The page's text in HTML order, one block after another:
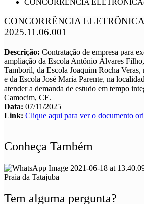
CONCORRÊNCIA
2025.11.06.001
Descrição: Contratação de empresa para
ampliação da Escola Antônio Álvares
Tamboril, da Escola Joaquim Rocha
e da Escola José Maria Parente, na
atender a demanda de estudo em tempo
Camocim, CE.
Data: 07/11/2025
Link: Clique aqui para ver o documento
Conheça Também
Praia da Tatajuba
Tem alguma pergunta?